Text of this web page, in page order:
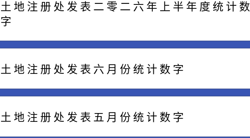
土 地 注 册 处 发 表 二 零 二 六 年 上 半 年 度 统 计 数
字
​土 地 注 册 处 发 表 六 月 份 统 计 数 字
​土 地 注 册 处 发 表 五 月 份 统 计 数 字